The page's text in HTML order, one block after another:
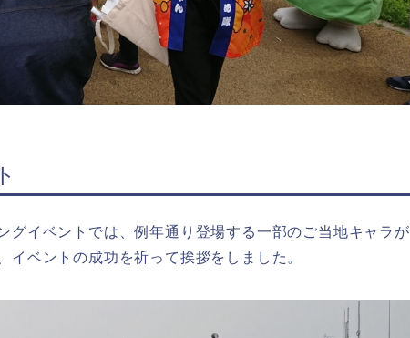
グイベントでは、例年通り登場する一部のご当地キャラが
イベントの成功を祈って挨拶をしました。